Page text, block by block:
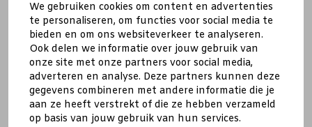
We gebruiken cookies om content en advertenties
te personaliseren, om functies voor social media te
bieden en om ons websiteverkeer te analyseren.
Ook delen we informatie over jouw gebruik van
onze site met onze partners voor social media,
adverteren en analyse. Deze partners kunnen deze
gegevens combineren met andere informatie die je
aan ze heeft verstrekt of die ze hebben verzameld
op basis van jouw gebruik van hun services.